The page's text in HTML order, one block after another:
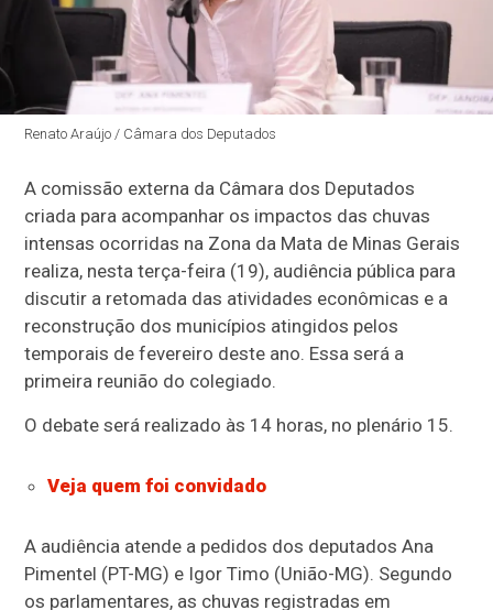
Renato Araújo / Câmara dos Deputados
A comissão externa da Câmara dos Deputados
criada para acompanhar os impactos das chuvas
intensas ocorridas na Zona da Mata de Minas Gerais
realiza, nesta terça-feira (19), audiência pública para
discutir a retomada das atividades econômicas e a
reconstrução dos municípios atingidos pelos
temporais de fevereiro deste ano. Essa será a
primeira reunião do colegiado.
O debate será realizado às 14 horas, no plenário 15.
Veja quem foi convidado
A audiência atende a pedidos dos deputados Ana
Pimentel (PT-MG) e Igor Timo (União-MG). Segundo
os parlamentares, as chuvas registradas em